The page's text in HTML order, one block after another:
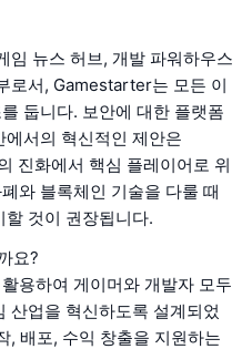
임 뉴스 허브, 개발 파워하우스
로서, Gamestarter는 모든 이
둡니다. 보안에 대한 플랫폼
서의 혁신적인 제안은
진화에서 핵심 플레이어로 위
와 블록체인 기술을 다룰 때
것이 권장됩니다.
요?
용하여 게이머와 개발자 모두
산업을 혁신하도록 설계되었
, 배포, 수익 창출을 지원하는